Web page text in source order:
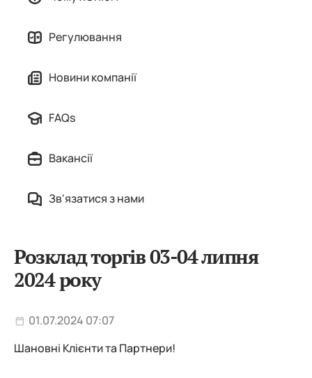
Партнерська програма
Регулювання
Новини компанії
FAQs
Вакансії
Зв'язатися з нами
Розклад торгів 03-04 липня
2024 року
01.07.2024 07:07
Шановні Клієнти та Партнери!